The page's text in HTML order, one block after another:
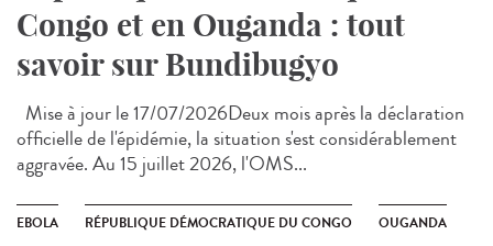
Congo et en Ouganda : tout
savoir sur Bundibugyo
Mise à jour le 17/07/2026Deux mois après la déclaration
officielle de l'épidémie, la situation s'est considérablement
aggravée. Au 15 juillet 2026, l'OMS...
EBOLA RÉPUBLIQUE DÉMOCRATIQUE DU CONGO OUGANDA